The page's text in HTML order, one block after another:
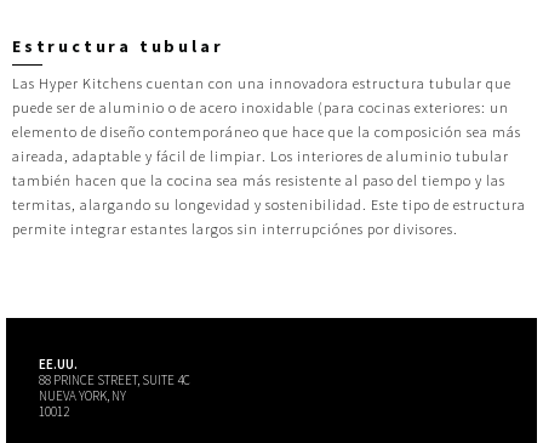
Estructura tubular
Las Hyper Kitchens cuentan con una innovadora estructura tubular que
puede ser de aluminio o de acero inoxidable (para cocinas exteriores: un
elemento de diseño contemporáneo que hace que la composición sea más
aireada, adaptable y fácil de limpiar. Los interiores de aluminio tubular
también hacen que la cocina sea más resistente al paso del tiempo y las
termitas, alargando su longevidad y sostenibilidad. Este tipo de estructura
permite integrar estantes largos sin interrupciónes por divisores.
EE.UU.
88 PRINCE STREET, SUITE 4C
NUEVA YORK, NY
10012